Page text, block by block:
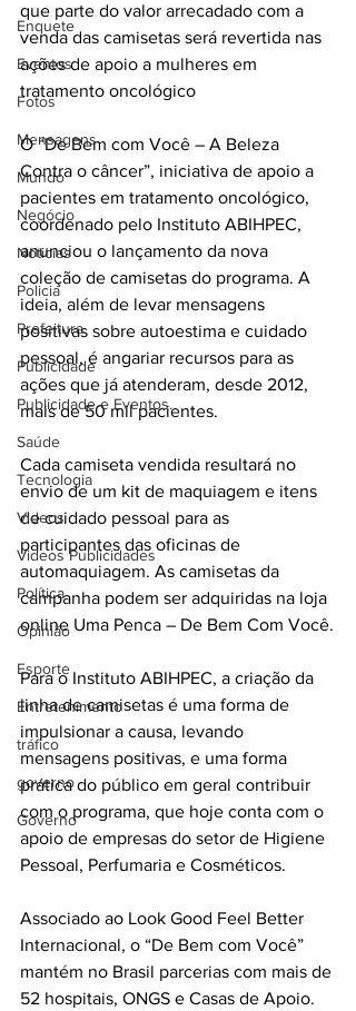
Enquete
Eventos
Fotos
Mensagens
Mundo
Negócio
Noticias
Policia
Prefeitura
Publicidade
Publicidade e Eventos.
Saúde
Tecnologia
Videos
Videos Publicidades
Política
Opinião
Esporte
Entretenimento
tráfico
governo
Governo
que parte do valor arrecadado com a
venda das camisetas será revertida nas
ações de apoio a mulheres em
tratamento oncológico
O “De Bem com Você – A Beleza
Contra o câncer”, iniciativa de apoio a
pacientes em tratamento oncológico,
coordenado pelo Instituto ABIHPEC,
anunciou o lançamento da nova
coleção de camisetas do programa. A
ideia, além de levar mensagens
positivas sobre autoestima e cuidado
pessoal, é angariar recursos para as
ações que já atenderam, desde 2012,
mais de 50 mil pacientes.
Cada camiseta vendida resultará no
envio de um kit de maquiagem e itens
de cuidado pessoal para as
participantes das oficinas de
automaquiagem. As camisetas da
campanha podem ser adquiridas na loja
online Uma Penca – De Bem Com Você.
Para o Instituto ABIHPEC, a criação da
linha de camisetas é uma forma de
impulsionar a causa, levando
mensagens positivas, e uma forma
prática do público em geral contribuir
com o programa, que hoje conta com o
apoio de empresas do setor de Higiene
Pessoal, Perfumaria e Cosméticos.
Associado ao Look Good Feel Better
Internacional, o “De Bem com Você”
mantém no Brasil parcerias com mais de
52 hospitais, ONGS e Casas de Apoio.